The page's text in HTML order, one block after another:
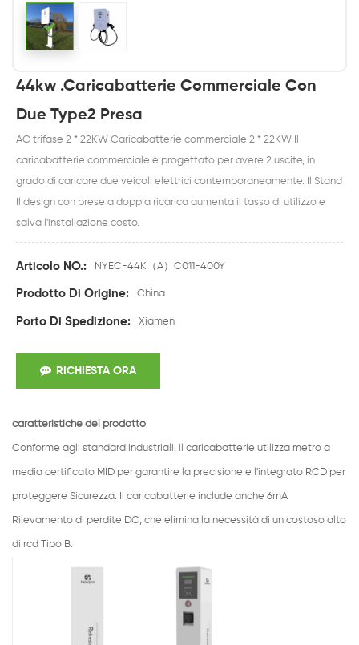
44kw .Caricabatterie Commerciale Con
Due Type2 Presa
AC trifase 2 * 22KW Caricabatterie commerciale 2 * 22KW Il
caricabatterie commerciale è progettato per avere 2 uscite, in
grado di caricare due veicoli elettrici contemporaneamente. Il Stand
Il design con prese a doppia ricarica aumenta il tasso di utilizzo e
salva l'installazione costo.
Articolo NO.: NYEC-44K（A）C011-400Y
Prodotto Di Origine: China
Porto Di Spedizione: Xiamen
RICHIESTA ORA
caratteristiche del prodotto
Conforme agli standard industriali, il caricabatterie utilizza metro a
media certificato MID per garantire la precisione e l'integrato RCD per
proteggere Sicurezza. Il caricabatterie include anche 6mA
Rilevamento di perdite DC, che elimina la necessità di un costoso alto
di rcd Tipo B.